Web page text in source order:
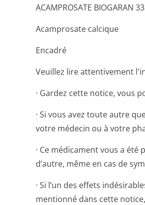
ACAMPROSATE
Acamprosate calcique
Encadré
Veuillez lire attentivement
· Gardez cette notice, vous
· Si vous avez toute autre
votre médecin ou à votre
· Ce médicament vous a
d’autre, même en cas de
· Si l’un des effets
mentionné dans cette